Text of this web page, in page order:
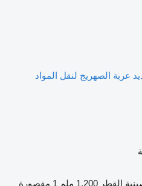
عربة الصهريج لنقل المواد
القطر 1,200 ملم 1 مقصورة